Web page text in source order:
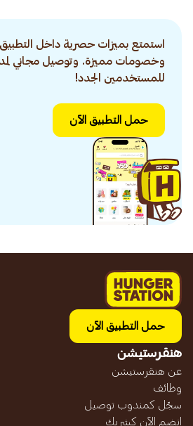
استمتع بميزات حصرية داخل
وخصومات مميزة. وتوصيل مجاني
للمستخدمين الجدد!
حمل التطبيق الآن
حمل التطبيق الآن
هنقرستيشن
عن هنقرستيشن
وظائف
سجّل كمندوب توصيل
انضم الآن كشريك